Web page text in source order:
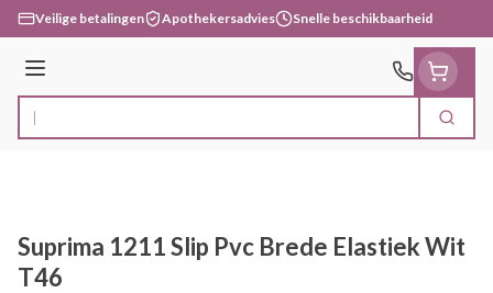
Ga naar de inhoud
Veilige betalingen Apothekersadvies Snelle beschikbaarheid
Menu
Product, merk, categorie... Zoek
Suprima 1211 Slip Pvc Brede Elastiek Wit
T46